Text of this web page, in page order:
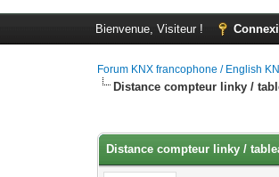
Bienvenue, Visiteur !
Forum KNX francophone / English
Distance compteur linky /
Distance compteur linky /